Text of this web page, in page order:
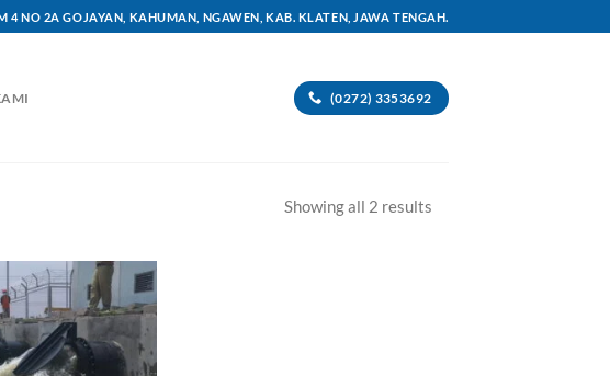
4 NO 2A GOJAYAN, KAHUMAN, NGAWEN, KAB. KLATEN, JAWA TENGAH.
(0272) 3353692
Showing all 2 results